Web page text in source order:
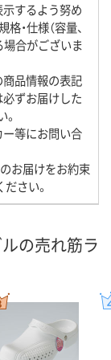
するよう努め
・仕様（容量、
場合がございま
商品情報の表記
ずお届けした
ー等にお問い合
のお届けをお約束
さい。
の売れ筋ラ